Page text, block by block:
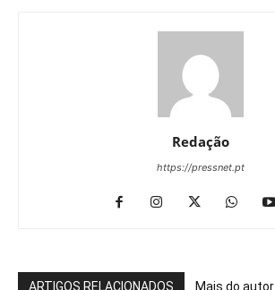
Redação
https://pressnet.pt
ARTIGOS RELACIONADOS Mais do autor